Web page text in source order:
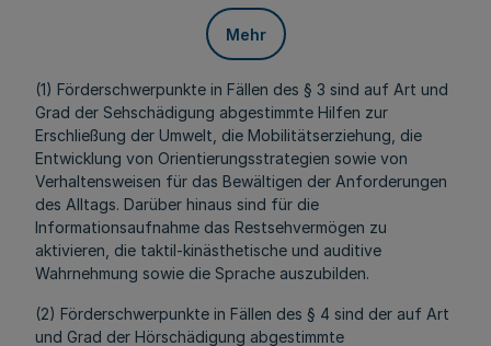
Mehr
(1) Förderschwerpunkte in Fällen des § 3 sind auf Art und
Grad der Sehschädigung abgestimmte Hilfen zur
Erschließung der Umwelt, die Mobilitätserziehung, die
Entwicklung von Orientierungsstrategien sowie von
Verhaltensweisen für das Bewältigen der Anforderungen
des Alltags. Darüber hinaus sind für die
Informationsaufnahme das Restsehvermögen zu
aktivieren, die taktil-kinästhetische und auditive
Wahrnehmung sowie die Sprache auszubilden.
(2) Förderschwerpunkte in Fällen des § 4 sind der auf Art
und Grad der Hörschädigung abgestimmte